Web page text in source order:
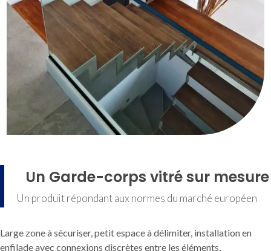
Un Garde-corps vitré sur mesure
Un produit répondant aux normes du marché européen
Large zone à sécuriser, petit espace à délimiter, installation en
enfilade avec connexions discrètes entre les éléments,